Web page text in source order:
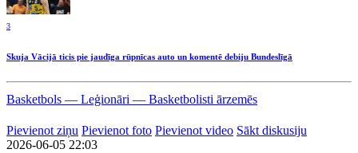
3
Skuja Vācijā ticis pie jaudīga rūpnīcas auto un komentē debiju Bundeslīgā
Basketbols — Leģionāri — Basketbolisti ārzemēs
Pievienot ziņu Pievienot foto Pievienot video Sākt diskusiju
2026-06-05 22:03